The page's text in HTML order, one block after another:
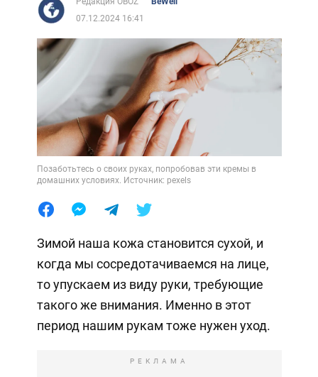
07.12.2024 16:41
Позаботьтесь о своих руках, попробовав эти кремы в
домашних условиях. Источник: pexels
Зимой наша кожа становится сухой, и
когда мы сосредотачиваемся на лице,
то упускаем из виду руки, требующие
такого же внимания. Именно в этот
период нашим рукам тоже нужен уход.
РЕКЛАМА